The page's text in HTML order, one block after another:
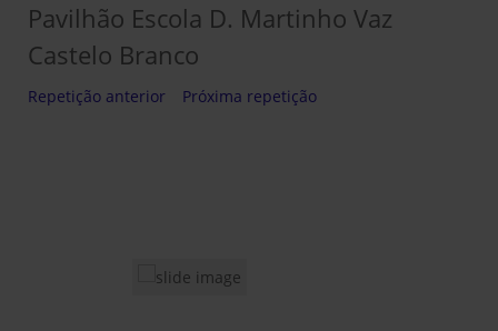
Pavilhão Escola D. Martinho Vaz
Castelo Branco
Repetição anterior Próxima repetição